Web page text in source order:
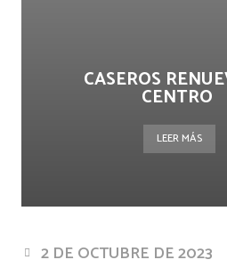
CASEROS
CENTRO
LEER MÁS
2 DE OCTUBRE DE 2023